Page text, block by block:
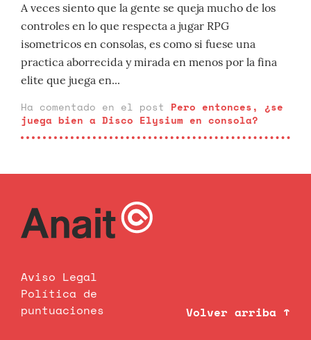
A veces siento que la gente se queja mucho de los
controles en lo que respecta a jugar RPG
isometricos en consolas, es como si fuese una
practica aborrecida y mirada en menos por la fina
elite que juega en...
Ha comentado en el post Pero entonces, ¿se
juega bien a Disco Elysium en consola?
Aviso Legal
Política de
puntuaciones
Volver arriba ↑